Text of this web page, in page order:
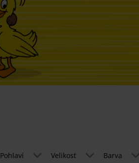
Pohlaví Velikost Barva